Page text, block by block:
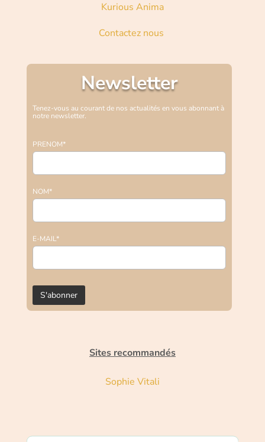
Kurious Anima
Contactez nous
Newsletter
Tenez-vous au courant de nos actualités en vous abonnant à
notre newsletter.
PRENOM*
NOM*
E-MAIL*
Sites recommandés
Sophie Vitali